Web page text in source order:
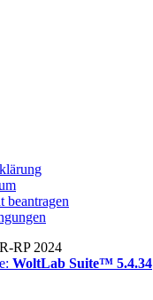
beantragen
RP 2024
WoltLab Suite™ 5.4.34